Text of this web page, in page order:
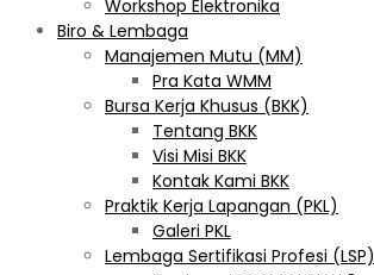
Workshop Elektronika
Biro & Lembaga
Manajemen Mutu (MM)
Pra Kata WMM
Bursa Kerja Khusus (BKK)
Tentang BKK
Visi Misi BKK
Kontak Kami BKK
Praktik Kerja Lapangan (PKL)
Galeri PKL
Lembaga Sertifikasi Profesi (LSP)